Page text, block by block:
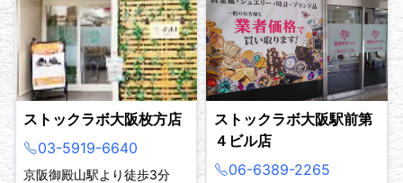
ストックラボ大阪枚方店
03-5919-6640
京阪御殿山駅より徒歩3分
ストックラボ大阪駅前第
４ビル店
06-6389-2265